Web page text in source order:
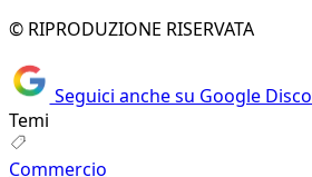
© RIPRODUZIONE RISERVATA
Seguici anche su Google
Temi
Commercio